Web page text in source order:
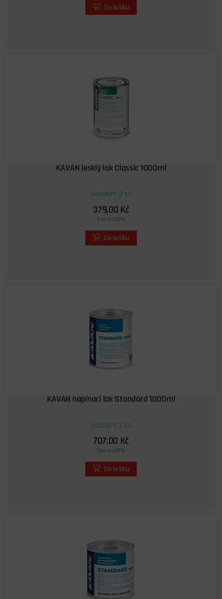
Do košíku
KAVAN lesklý lak Classic 1000ml
skladem 2 ks
379,00 Kč
Cena s DPH
Do košíku
KAVAN napínací lak Standard 1000ml
skladem 2 ks
707,00 Kč
Cena s DPH
Do košíku